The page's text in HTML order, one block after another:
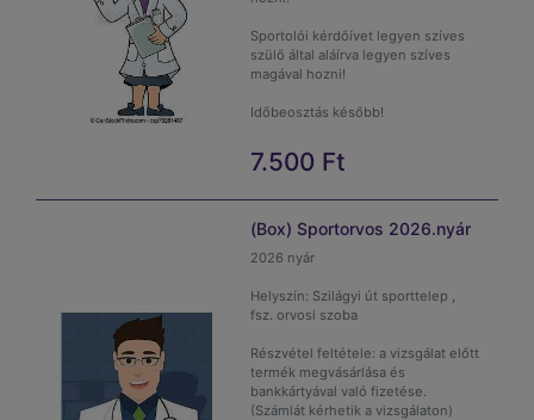
Sportolói kérdőívet legyen szíves
szülő által aláírva legyen szíves
magával hozni!
Időbeosztás később!
7.500 Ft
(Box) Sportorvos 2026.nyár
2026 nyár
Helyszín: Szilágyi út sporttelep ,
fsz. orvosi szoba
Részvétel feltétele: a vizsgálat előtt
termék megvásárlása és
bankkártyával való fizetése.
(Számlát kérhetik a vizsgálaton)